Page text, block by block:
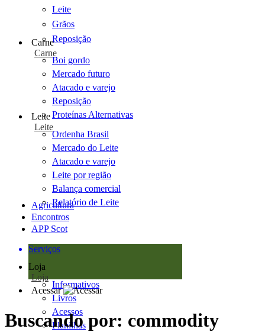
Leite
Grãos
Reposição
Carne
Carne
Boi gordo
Mercado futuro
Atacado e varejo
Reposição
Proteínas Alternativas
Leite
Leite
Ordenha Brasil
Mercado do Leite
Atacado e varejo
Leite por região
Balança comercial
Relatório de Leite
Agricultura
Encontros
APP Scot
Serviços
Loja
Loja
Informativos
Livros
Acessos
Planilhas
Acessar
Buscando por: commodity